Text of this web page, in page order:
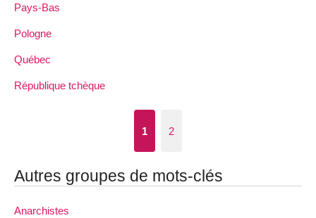
Pays-Bas
Pologne
Québec
République tchèque
1 2
Autres groupes de mots-clés
Anarchistes